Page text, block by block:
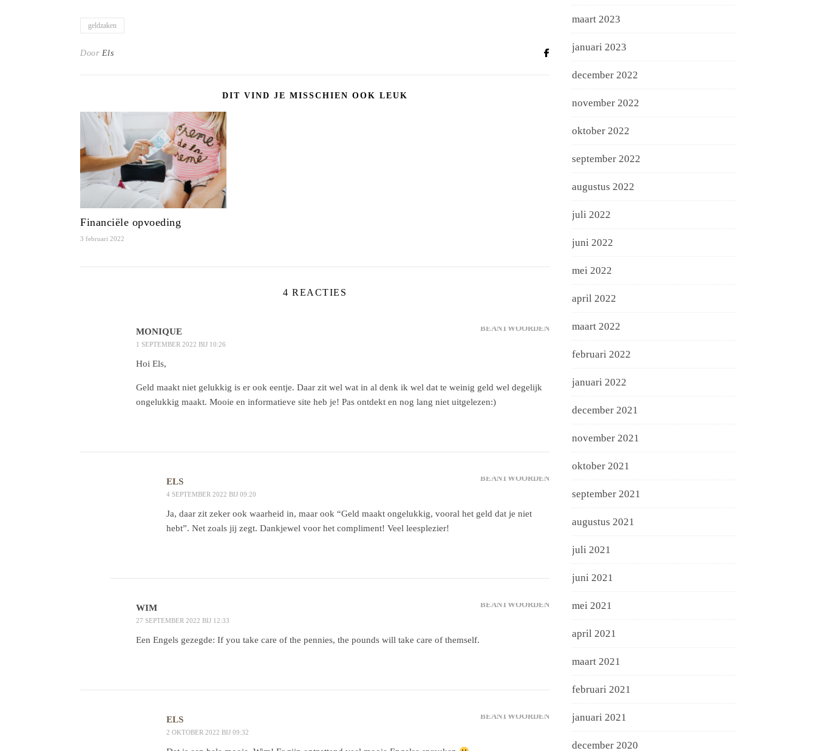
geldzaken
Door Els
DIT VIND JE MISSCHIEN OOK LEUK
Financiële opvoeding
3 februari 2022
4 REACTIES
MONIQUE
1 SEPTEMBER 2022 BIJ 10:26
BEANTWOORDEN
Hoi Els,
Geld maakt niet gelukkig is er ook eentje. Daar zit wel wat in al denk ik wel dat te weinig geld wel degelijk
ongelukkig maakt. Mooie en informatieve site heb je! Pas ontdekt en nog lang niet uitgelezen:)
ELS
4 SEPTEMBER 2022 BIJ 09:20
BEANTWOORDEN
Ja, daar zit zeker ook waarheid in, maar ook “Geld maakt ongelukkig, vooral het geld dat je niet
hebt”. Net zoals jij zegt. Dankjewel voor het compliment! Veel leesplezier!
WIM
27 SEPTEMBER 2022 BIJ 12:33
BEANTWOORDEN
Een Engels gezegde: If you take care of the pennies, the pounds will take care of themself.
ELS
2 OKTOBER 2022 BIJ 09:32
BEANTWOORDEN
maart 2023
januari 2023
december 2022
november 2022
oktober 2022
september 2022
augustus 2022
juli 2022
juni 2022
mei 2022
april 2022
maart 2022
februari 2022
januari 2022
december 2021
november 2021
oktober 2021
september 2021
augustus 2021
juli 2021
juni 2021
mei 2021
april 2021
maart 2021
februari 2021
januari 2021
december 2020